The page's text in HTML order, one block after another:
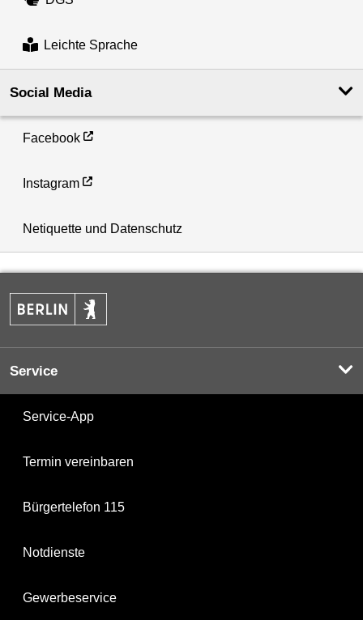
Leichte Sprache
Social Media
Facebook
Instagram
Netiquette und Datenschutz
Service
Service-App
Termin vereinbaren
Bürgertelefon 115
Notdienste
Gewerbeservice